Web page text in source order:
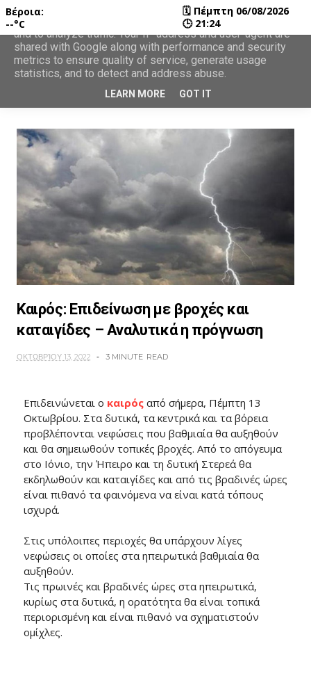
Καιρός: Επιδείνωση με βροχές και
καταιγίδες – Αναλυτικά η πρόγνωση
ΟΚΤΩΒΡΊΟΥ 13, 2022 3 MINUTE READ
Επιδεινώνεται ο καιρόςαπό σήμερα, Πέμπτη 13
Οκτωβρίου. Στα δυτικά, τα κεντρικά και τα βόρεια
προβλέπονται νεφώσεις που βαθμιαία θα αυξηθούν
και θα σημειωθούν τοπικές βροχές. Από το απόγευμα
στο Ιόνιο, την Ήπειρο και τη δυτική Στερεά θα
εκδηλωθούν και καταιγίδες και από τις βραδινές ώρες
είναι πιθανό τα φαινόμενα να είναι κατά τόπους
ισχυρά.
Στις υπόλοιπες περιοχές θα υπάρχουν λίγες
νεφώσεις οι οποίες στα ηπειρωτικά βαθμιαία θα
αυξηθούν.
Τις πρωινές και βραδινές ώρες στα ηπειρωτικά,
κυρίως στα δυτικά, η ορατότητα θα είναι τοπικά
περιορισμένη και είναι πιθανό να σχηματιστούν
ομίχλες.
Βέροια:
--°C
🗓 Πέμπτη 06/08/2026
🕒 21:24
This site uses cookies from Google to deliver its services
and to analyze traffic. Your IP address and user-agent are
shared with Google along with performance and security
metrics to ensure quality of service, generate usage
statistics, and to detect and address abuse.
LEARN MORE GOT IT